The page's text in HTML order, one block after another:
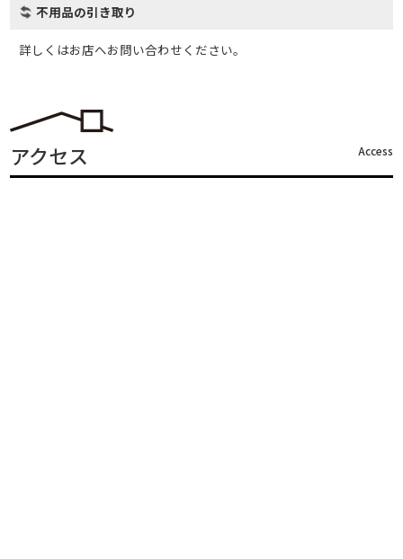
不用品の引き取り
詳しくはお店へお問い合わせください。
アクセス Access